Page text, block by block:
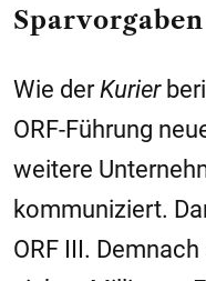
Wie derKurier
ORF-Führung
weitere
kommuniziert.
ORF III.